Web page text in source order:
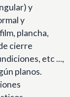
y
y
plancha,
cierre
etc ...,
planos.